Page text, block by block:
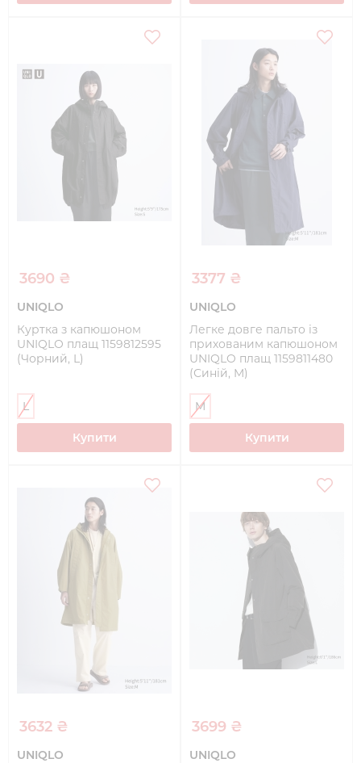
3690 ₴
UNIQLO
Куртка з капюшоном
UNIQLO плащ 1159812595
(Чорний, L)
L
Купити
3377 ₴
UNIQLO
Легке довге пальто із
прихованим капюшоном
UNIQLO плащ 1159811480
(Синій, M)
M
Купити
3632 ₴
UNIQLO
3699 ₴
UNIQLO